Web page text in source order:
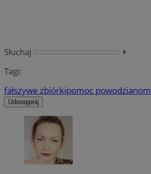
Słuchaj
⏵︎
Tagi:
fałszywe zbiórkipomoc powodzianom
Udostępnij